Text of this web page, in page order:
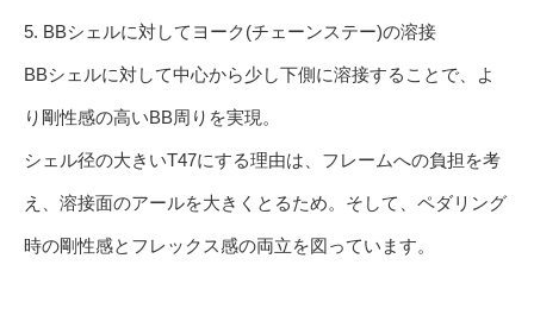
5. BBシェルに対してヨーク(チェーンステー)の溶接
BBシェルに対して中心から少し下側に溶接することで、よ
り剛性感の高いBB周りを実現。
シェル径の大きいT47にする理由は、フレームへの負担を考
え、溶接面のアールを大きくとるため。そして、ペダリング
時の剛性感とフレックス感の両立を図っています。